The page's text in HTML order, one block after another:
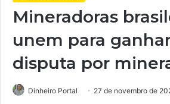
Mineradoras
unem para
disputa por
Dinheiro Portal 27 de novembro de